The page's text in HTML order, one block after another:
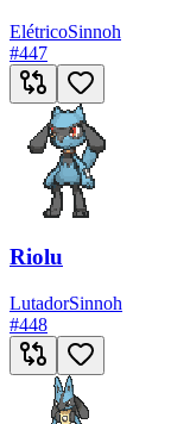
ElétricoSinnoh
#447
Riolu
LutadorSinnoh
#448